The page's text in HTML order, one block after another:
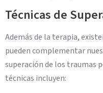
Técnicas de
Además de la terapia,
pueden complementar
superación de los traumas
técnicas incluyen: